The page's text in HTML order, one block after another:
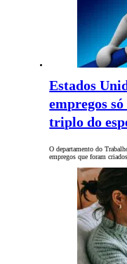
Estados
empregos
triplo do
O departamento do
empregos que foram